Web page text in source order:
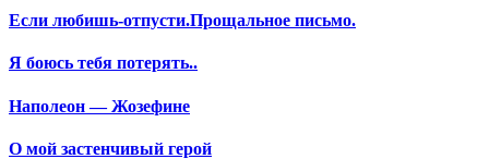
Если любишь-отпусти.Прощальное письмо.
Я боюсь тебя потерять..
Наполеон — Жозефине
О мой застенчивый герой